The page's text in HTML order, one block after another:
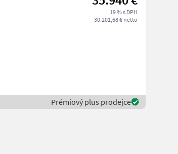
19 % s DPH
30.201,68 € netto
Prémiový plus prodejce